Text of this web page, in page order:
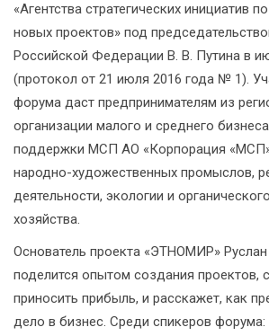
«Агентства стратегических инициатив
новых проектов» под
Российской Федерации В. В. Путина в
(протокол от 21 июля 2016 года № 1).
форума даст предпринимателям из
организации малого и среднего
поддержки МСП АО «Корпорация
народно-художественных промыслов,
деятельности, экологии и
хозяйства.
Основатель проекта «ЭТНОМИР»
поделится опытом создания проектов,
приносить прибыль, и расскажет, как
дело в бизнес. Среди спикеров форума: